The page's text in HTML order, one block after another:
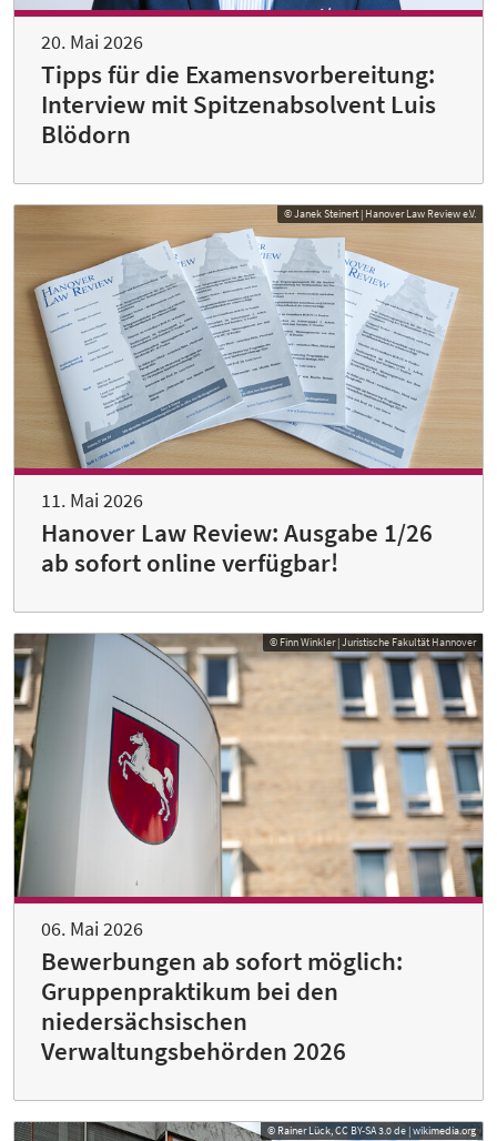
20. Mai 2026
Tipps für die Examensvorbereitung:
Interview mit Spitzenabsolvent Luis
Blödorn
© Janek Steinert | Hanover Law Review e.V.
11. Mai 2026
Hanover Law Review: Ausgabe 1/26
ab sofort online verfügbar!
© Finn Winkler | Juristische Fakultät Hannover
06. Mai 2026
Bewerbungen ab sofort möglich:
Gruppenpraktikum bei den
niedersächsischen
Verwaltungsbehörden 2026
© Rainer Lück, CC BY-SA 3.0 de | wikimedia.org